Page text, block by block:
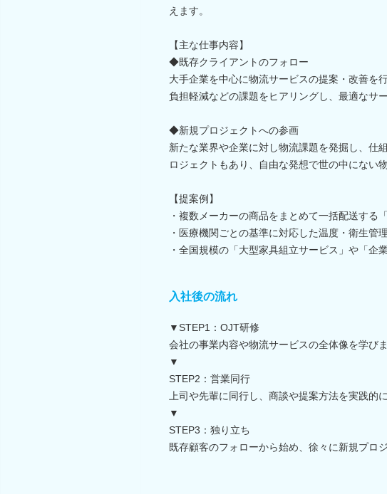
えます。
【主な仕事内容】
◆既存クライアントのフォロー
大手企業を中心に物流サービスの提案・改善
負担軽減などの課題をヒアリングし、最適なサ
◆新規プロジェクトへの参画
新たな業界や企業に対し物流課題を発掘し、仕
ロジェクトもあり、自由な発想で世の中にない
【提案例】
・複数メーカーの商品をまとめて一括配送する
・医療機関ごとの基準に対応した温度・衛生管
・全国規模の「大型家具組立サービス」や「企
入社後の流れ
▼STEP1：OJT研修
会社の事業内容や物流サービスの全体像を学びま
▼
STEP2：営業同行
上司や先輩に同行し、商談や提案方法を実践的に
▼
STEP3：独り立ち
既存顧客のフォローから始め、徐々に新規プロ